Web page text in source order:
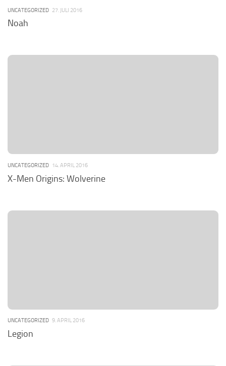
UNCATEGORIZED 27. JULI 2016
Noah
UNCATEGORIZED 14. APRIL 2016
X-Men Origins: Wolverine
UNCATEGORIZED 9. APRIL 2016
Legion